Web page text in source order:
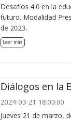
Desafíos 4.0 en la
futuro. Modalidad
de 2023.
Leer más
Diálogos en la
2024-03-21 18:00:00
Jueves 21 de marzo,